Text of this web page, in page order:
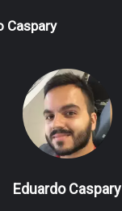
Caspary
Eduardo Caspary